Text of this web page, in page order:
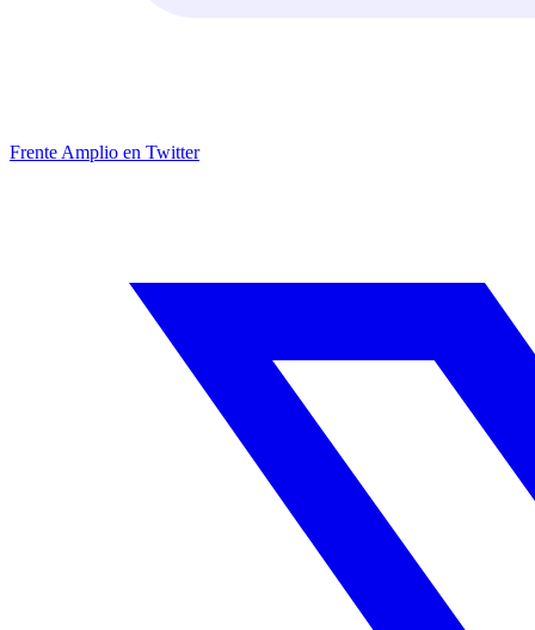
Frente Amplio en Twitter